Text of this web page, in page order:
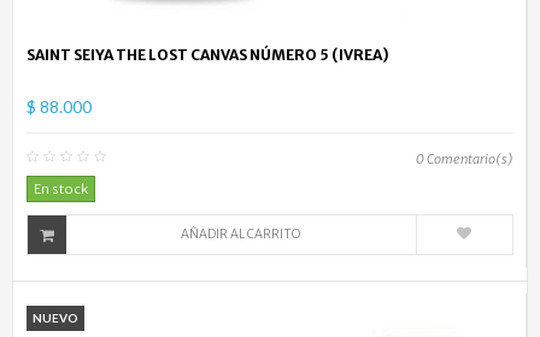
SAINT SEIYA THE LOST CANVAS NÚMERO 5 (IVREA)
$ 88.000
0Comentario(s)
En stock
AÑADIR AL CARRITO
NUEVO